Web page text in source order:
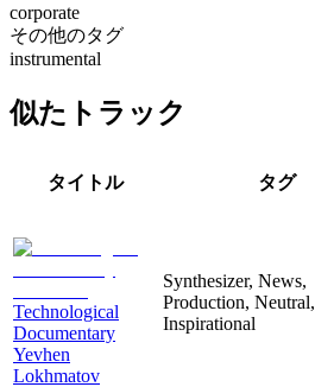
corporate
その他のタグ
instrumental
似たトラック
タイトル タグ
Technological
Documentary
Yevhen
Lokhmatov
Synthesizer, News,
Production, Neutral,
Inspirational